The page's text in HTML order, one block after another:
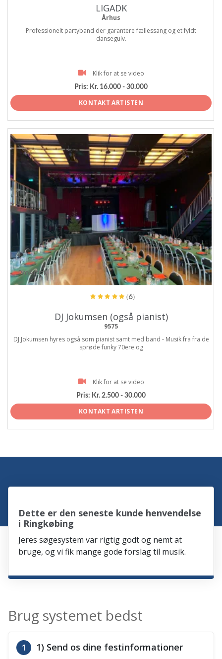
LIGADK
Århus
Professionelt partyband der garantere fællessang og et fyldt
dansegulv.
Klik for at se video
Pris: Kr. 16.000 - 30.000
KONTAKT ARTISTEN
ProArtist
(6)
DJ Jokumsen (også pianist)
9575
DJ Jokumsen hyres også som pianist samt med band - Musik fra fra de
sprøde funky 70ere og
Klik for at se video
Pris: Kr. 2.500 - 30.000
KONTAKT ARTISTEN
Dette er den seneste kunde henvendelse
i Ringkøbing
Jeres søgesystem var rigtig godt og nemt at
bruge, og vi fik mange gode forslag til musik.
Brug systemet bedst
1 1) Send os dine festinformationer